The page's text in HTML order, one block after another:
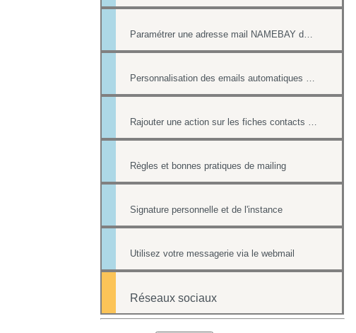
Règles et bonnes pratiques de mailing
Signature personnelle et de l'instance
Utilisez votre messagerie via le webmail
Réseaux sociaux